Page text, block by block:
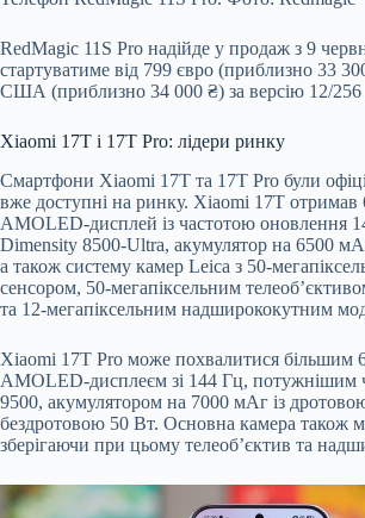
RedMagic 11S Pro надійде у продаж з 9
стартуватиме від 799 євро (приблизно 33
США (приблизно 34 000 ₴) за версію 12/256
Xiaomi 17T і 17T Pro: лідери ринку
Смартфони Xiaomi 17T та 17T Pro були
вже доступні на ринку. Xiaomi 17T
AMOLED-дисплей із частотою оновлення
Dimensity 8500-Ultra, акумулятор на 6500
а також систему камер Leica з 50-
сенсором, 50-мегапіксельним
та 12-мегапіксельним надширококутним
Xiaomi 17T Pro може похвалитися
AMOLED-дисплеєм зі 144 Гц, потужнішим
9500, акумулятором на 7000 мАг із
бездротовою 50 Вт. Основна камера також
зберігаючи при цьому телеоб’єктив та